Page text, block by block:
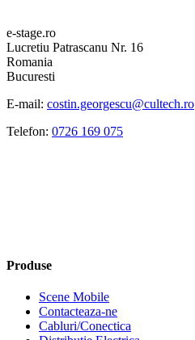
e-stage.ro
Lucretiu Patrascanu Nr. 16
Romania
Bucuresti
E-mail: costin.georgescu@cultech.ro
Telefon: 0726 169 075
Produse
Scene Mobile
Contacteaza-ne
Cabluri/Conectica